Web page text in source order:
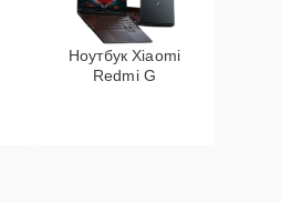
Ноутбук Xiaomi
Redmi G